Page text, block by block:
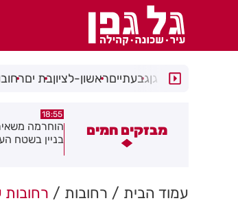
רמת גןגבעתייםראשון-לציוןבת ים
מבזקים חמים
הוחרמה משאית שהשליכה פסולת
בניין בשטח העיר חולון
18:48
ברכבו
עמוד הבית רחובות